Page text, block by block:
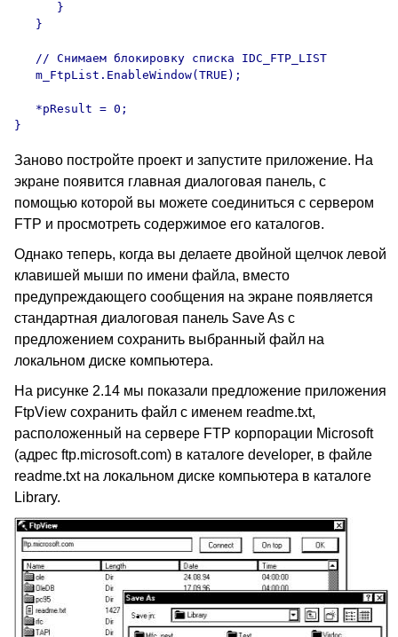
      }
   }
   // Снимаем блокировку списка IDC_FTP_LIST
   m_FtpList.EnableWindow(TRUE);
   *pResult = 0;
Заново постройте проект и запустите приложение. На
экране появится главная диалоговая панель, с
помощью которой вы можете соединиться с сервером
FTP и просмотреть содержимое его каталогов.
Однако теперь, когда вы делаете двойной щелчок левой
клавишей мыши по имени файла, вместо
предупреждающего сообщения на экране появляется
стандартная диалоговая панель Save As с
предложением сохранить выбранный файл на
локальном диске компьютера.
На рисунке 2.14 мы показали предложение приложения
FtpView сохранить файл с именем readme.txt,
расположенный на сервере FTP корпорации Microsoft
(адрес ftp.microsoft.com) в каталоге developer, в файле
readme.txt на локальном диске компьютера в каталоге
Library.